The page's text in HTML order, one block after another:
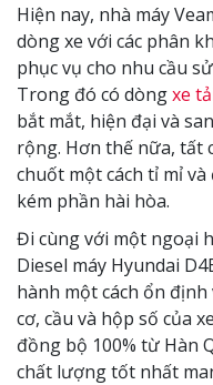
Hiện nay, nhà máy
dòng xe với các phân
phục vụ cho nhu cầu
Trong đó có dòngxe
bắt mắt, hiện đại và
rộng. Hơn thế nữa, tất
chuốt một cách tỉ mỉ
kém phần hài hòa.
Đi cùng với một ngoại
Diesel máy Hyundai
hành một cách ổn
cơ, cầu và hộp số của
đồng bộ 100% từ Hàn
chất lượng tốt nhất